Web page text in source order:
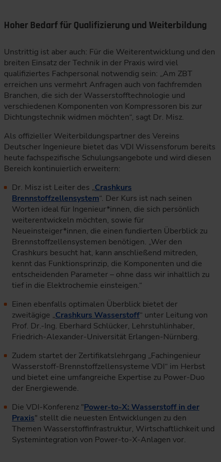
Hoher Bedarf für Qualifizierung und Weiterbildung
Unstrittig ist aber auch: Für die Weiterentwicklung und den
breiten Einsatz der Technik in der Praxis wird viel
qualifiziertes Fachpersonal notwendig sein: „Am ZBT
erreichen uns vermehrt Anfragen auch von fachfremden
Branchen, die sich der Wasserstofftechnologie und
verschiedenen Komponenten von Kompressoren bis zur
Dichtungstechnik widmen möchten“, sagt Dr. Misz.
Als offizieller Weiterbildungspartner des Vereins
Deutscher Ingenieure bietet das VDI Wissensforum bereits
heute fachspezifische Schulungsangebote und wird diesen
Bereich kontinuierlich erweitern:
Dr. Misz ist Leiter des „Crashkurs
Brennstoffzellensystem“. Der Kurs ist nach seinen
Worten ideal für Ingenieur*innen, die sich persönlich
weiterentwickeln möchten, sowie für
Neueinsteiger*innen, die einen fundierten Überblick zu
Brennstoffzellensystemen benötigen. „Wer den
Crashkurs besucht hat, kann anschließend mitreden,
kennt das Funktionsprinzip, die Komponenten und die
entscheidenden Parameter – ohne dass wir inhaltlich zu
tief in die Elektrochemie einsteigen.“
Einen ebenfalls optimalen Überblick bietet der
zweitägige „Crashkurs Wasserstoff“ unter Leitung von
Prof. Dr.-Ing. Eberhard Schlücker, Lehrstuhlinhaber,
Friedrich-Alexander-Universität Erlangen-Nürnberg.
Zudem startet der Zertifikatslehrgang „Fachingenieur
Wasserstoff-Brennstoffzellensysteme VDI“ im Herbst
und bietet eine umfangreiche Expertise zu Power-Duo
der Energiewende.
Die VDI-Konferenz "Power-to-X: Wasserstoff in der
Praxis" stellt die neuesten Entwicklungen zu den
Themen Wasserstoffinfrastruktur, Wirtschaftlichkeit und
Systemintegration von Power-to-X-Anlagen vor.